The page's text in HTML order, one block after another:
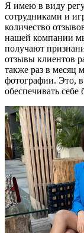
Я имею в виду
сотрудниками и
количество
нашей компании
получают
отзывы клиентов
также раз в месяц
фотографии. Это,
обеспечивать